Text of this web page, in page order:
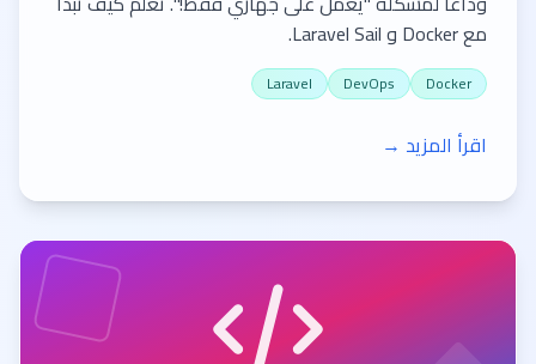
مع Docker و Laravel Sail.
Docker
DevOps
Laravel
اقرأ المزيد →